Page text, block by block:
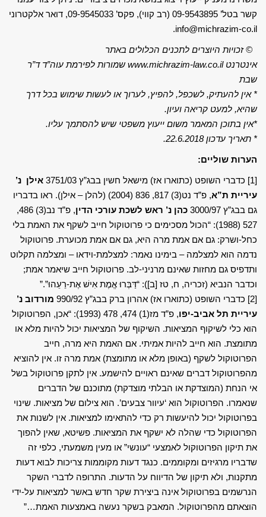
קשר בטל’ 09-9543895 (רב קווי), פקס’ 09-9545033, דואר אלקטרוני
info@michrazim-co.il.
© זכויות היוצרים לתכנים הכלולים באתר
אינטרנטwww.michrazim-law.co.il שמורות לפירמת עוה”ד ד”ר
שבת
*אין להעתיק, לשכפל, להפיץ, לערוך או לעשות שימוש בכל דרך
שהיא, למעט קריאה ועיון.
*אין בתוכן המאמר משום ייעוץ משפטי שיש להסתמך עליו.
* תאריך עדכון 22.6.2018.
הערות שוליים:
[1] כדברי השופט (כתוארו אז) מישאל חשין בבג”ץ 3751/03
אילן נ’
עיריית ת”א
, פ”ד נט(3) 817, 836 (2004) (להלן – אילן). ראו בדבריו
גם בבג”ץ 3000/97
כהן נ’ ראש לשכת עורכי הדין
, פ”ד נב(3) 486,
527 (1988): “הכול מסכימים כי פרוטוקול חייב לשקף את האמת בלי
כחל-ושרק: גם אם אמת מרה היא, גם אם אמת מכוערת. פרוטוקול
נדמה הוא למצלמה – בימינו נאמר: למצלמת-וידאו – ומצלמה תקלוט
ותדפיס גם מחזות שאינם מרניני-לב. פרוטוקול חייב שיאמר אמת;
וכדבר הנביא (זכריה, ח, טז [ב]): “דַּבְּרוּ אֱמֶת אִישׁ אֶת-רֵעֵהוּ”.”
[2]
כדברי השופט (כתוארו אז) אהרון ברק בבג”ץ 990/92
מורדוב נ’
עיריית תל אביב-יפו
, פ”ד מז(1) 474, 478 (1993): “אכן, הפרוטוקול
הוא כלי לשיקוף המציאות. השיקוף של המציאות יכול להיות מלא או
מתומצת. הוא חייב להיות אמיתי. אם האמת היא מרה, חייב
הפרוטוקול לשקף (באופן מלא או מתומצת) אמת מרה זו. אין להוציא
מהפרוטוקול דברים שאינם ראויים להישמע. אין לתקן פרוטוקול בשל
אי הנחת (המוצדקת או הבלתי מוצדקת) מתוכנם של הדברים
שנאמרו. הפרוטוקול הוא ‘עיוור צבעים’. הוא צילום של מציאות. שינוי
בפרוטוקול יכול להיעשות רק כדי להתאימו למציאות. אין לשנות את
הפרוטוקול כדי שהלה לא ישקף את המציאות. פשיטא, שאין להפוך
את תיקון הפרוטוקול לאמצעי “עונשי” או מעין משמעתי, כלפי זה
שדבריו מרגיזים ומקוממים. כנגד דעות מקוממות צריכות לבוא דעות
מתקנות, ולא תיקון של הדיווח על הדעות. התרופה לדברי השקר
הנרשמים בפרוטוקול אינה ביצירת שקר חדש באשר למציאות על-ידי
הוצאתם מהפרוטוקול. המאבק בשקר נעשה באמצעות האמת…”